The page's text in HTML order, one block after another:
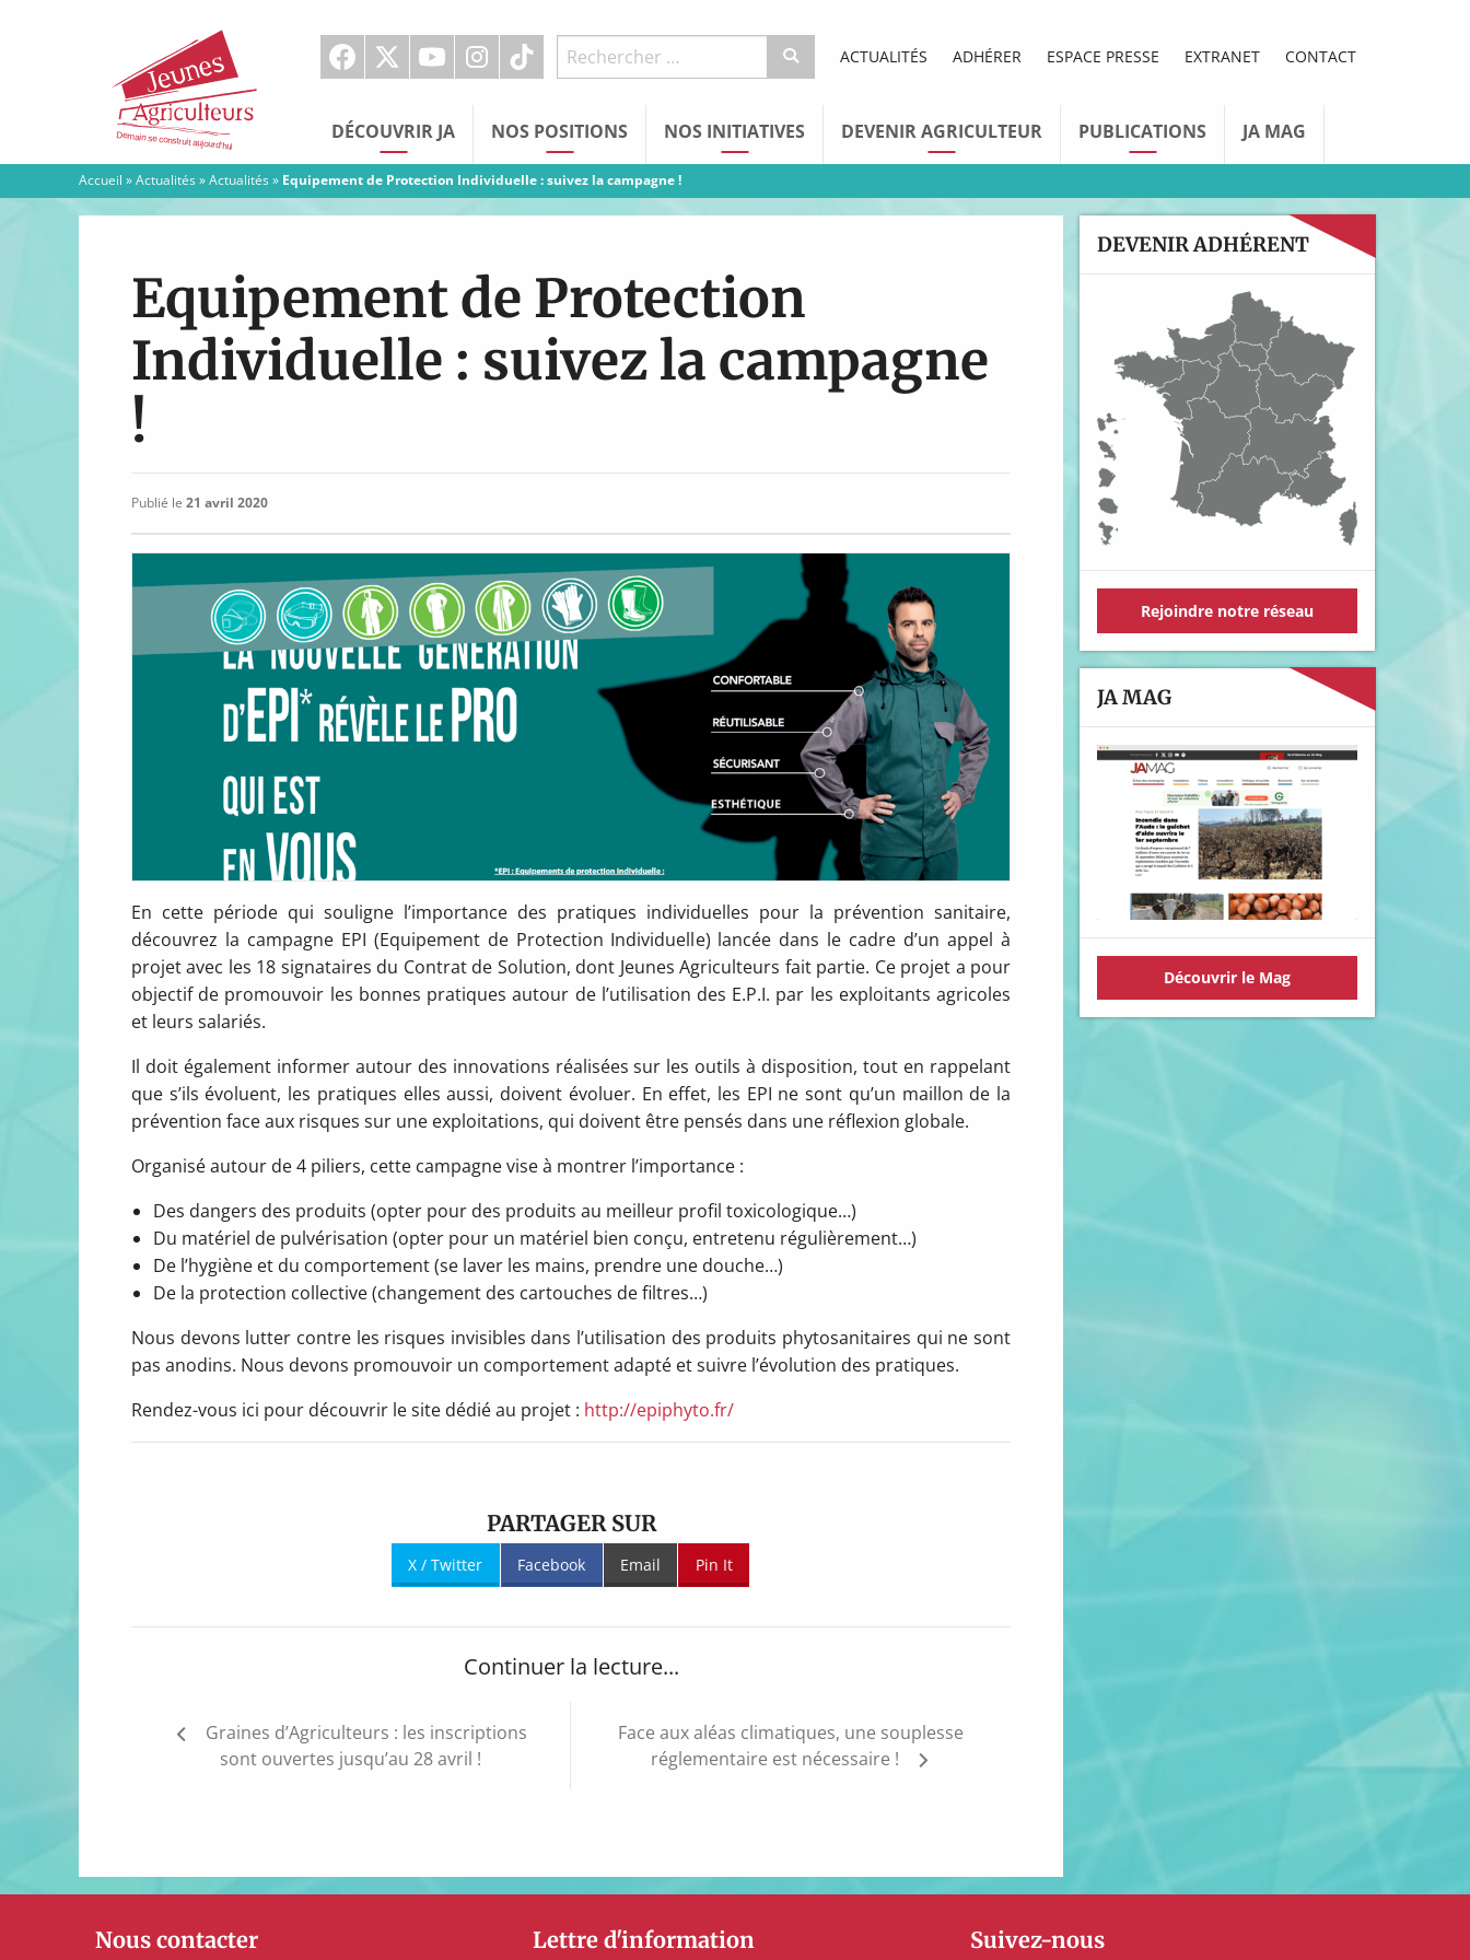
Agriculteurs
ACTUALITÉS ADHÉRER ESPACE PRESSE EXTRANET CONTACT
DÉCOUVRIR JA NOS POSITIONS NOS INITIATIVES DEVENIR AGRICULTEUR PUBLICATIONS JA MAG
Accueil »Actualités»Actualités» Equipement de Protection Individuelle : suivez la campagne !
Equipement de Protection
Individuelle : suivez la campagne
!
Publié le 21 avril 2020
En cette période qui souligne l’importance des pratiques individuelles pour la prévention sanitaire,
découvrez la campagne EPI (Equipement de Protection Individuelle) lancée dans le cadre d’un appel à
projet avec les 18 signataires du Contrat de Solution, dont Jeunes Agriculteurs fait partie. Ce projet a pour
objectif de promouvoir les bonnes pratiques autour de l’utilisation des E.P.I. par les exploitants agricoles
et leurs salariés.
Il doit également informer autour des innovations réalisées sur les outils à disposition, tout en rappelant
que s’ils évoluent, les pratiques elles aussi, doivent évoluer. En effet, les EPI ne sont qu’un maillon de la
prévention face aux risques sur une exploitations, qui doivent être pensés dans une réflexion globale.
Organisé autour de 4 piliers, cette campagne vise à montrer l’importance :
Des dangers des produits (opter pour des produits au meilleur profil toxicologique…)
Du matériel de pulvérisation (opter pour un matériel bien conçu, entretenu régulièrement…)
De l’hygiène et du comportement (se laver les mains, prendre une douche…)
De la protection collective (changement des cartouches de filtres…)
Nous devons lutter contre les risques invisibles dans l’utilisation des produits phytosanitaires qui ne sont
pas anodins. Nous devons promouvoir un comportement adapté et suivre l’évolution des pratiques.
Rendez-vous ici pour découvrir le site dédié au projet : http://epiphyto.fr/
PARTAGER SUR
X / Twitter Facebook Email Pin It
Continuer la lecture...
Navigation
Graines d’Agriculteurs : les inscriptions
sont ouvertes jusqu’au 28 avril !
Face aux aléas climatiques, une souplesse
réglementaire est nécessaire !
DEVENIR ADHÉRENT
Rejoindre notre réseau
JA MAG
Découvrir le Mag
Nous contacter Lettre d'information Suivez-nous